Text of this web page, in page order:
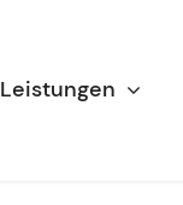
Leistungen